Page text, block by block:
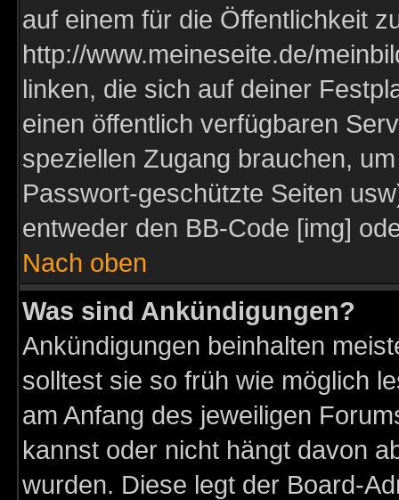
auf einem für die Öffentlichkeit
http://www.meineseite.de/
linken, die sich auf deiner
einen öffentlich verfügbaren
speziellen Zugang brauchen,
Passwort-geschützte Seiten
entweder den BB-Code [img]
Nach oben
Was sind Ankündigungen?
Ankündigungen beinhalten
solltest sie so früh wie möglich
am Anfang des jeweiligen
kannst oder nicht hängt davon
wurden. Diese legt der Board-